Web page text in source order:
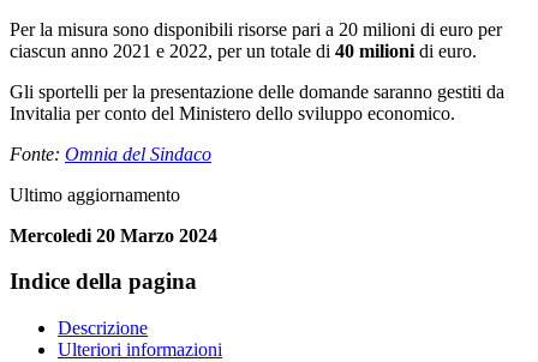
Per la misura sono disponibili risorse pari a 20 milioni di euro per
ciascun anno 2021 e 2022, per un totale di 40 milioni di euro.
Gli sportelli per la presentazione delle domande saranno gestiti da
Invitalia per conto del Ministero dello sviluppo economico.
Fonte: Omnia del Sindaco
Ultimo aggiornamento
Mercoledi 20 Marzo 2024
Indice della pagina
Descrizione
Ulteriori informazioni